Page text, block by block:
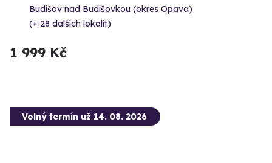
Budišov nad Budišovkou (okres Opava)
(+ 28 dalších lokalit)
1 999 Kč
Volný termín už 14. 08. 2026